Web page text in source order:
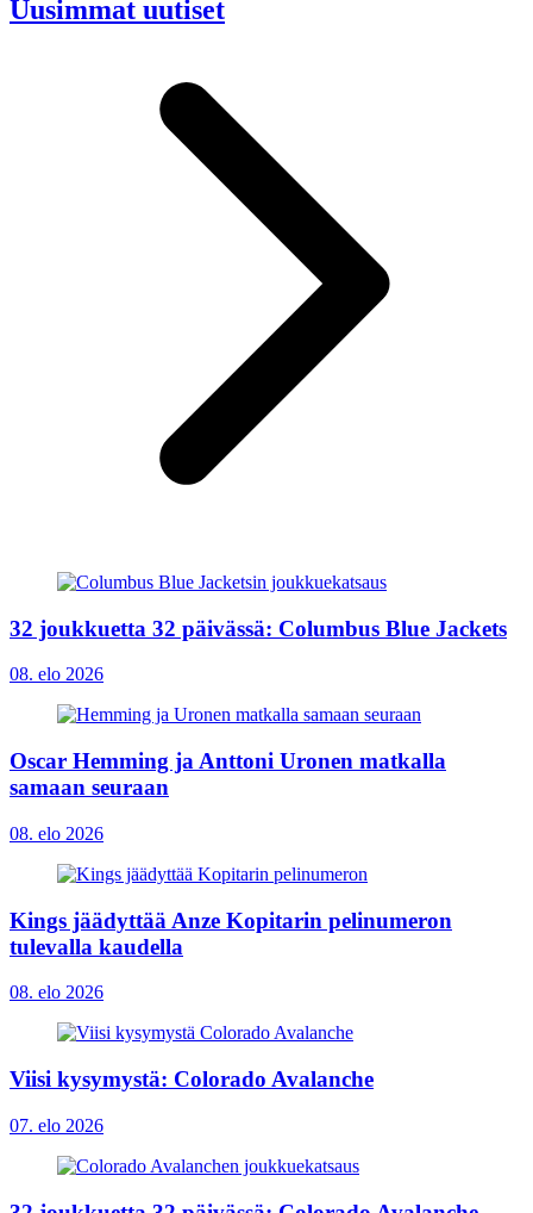
Uusimmat uutiset
32 joukkuetta 32 päivässä: Columbus Blue Jackets
08. elo 2026
Oscar Hemming ja Anttoni Uronen matkalla
samaan seuraan
08. elo 2026
Kings jäädyttää Anze Kopitarin pelinumeron
tulevalla kaudella
08. elo 2026
Viisi kysymystä: Colorado Avalanche
07. elo 2026